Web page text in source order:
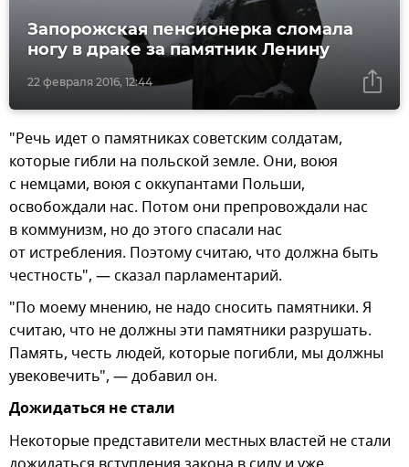
22 февраля 2016, 12:44
Запорожская пенсионерка сломала
ногу в драке за памятник Ленину
"Речь идет о памятниках советским солдатам,
которые гибли на польской земле. Они, воюя
с немцами, воюя с оккупантами Польши,
освобождали нас. Потом они препровождали нас
в коммунизм, но до этого спасали нас
от истребления. Поэтому считаю, что должна быть
честность", — сказал парламентарий.
"По моему мнению, не надо сносить памятники. Я
считаю, что не должны эти памятники разрушать.
Память, честь людей, которые погибли, мы должны
увековечить", — добавил он.
Дожидаться не стали
Некоторые представители местных властей не стали